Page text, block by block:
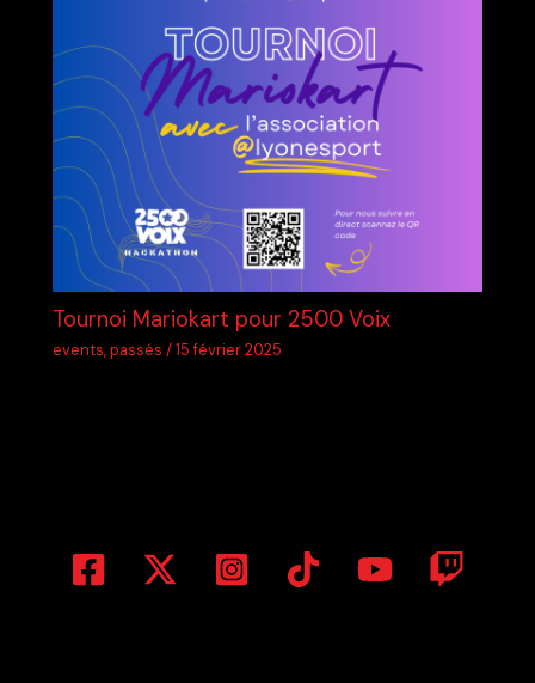
Tournoi Mariokart pour 2500 Voix
events,passés /15 février 2025